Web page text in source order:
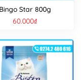
Bingo Star 800g
60.000₫